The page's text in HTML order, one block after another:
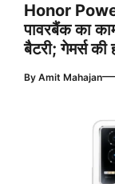
Honor
पावरबैंक का
बैटरी; गेमर्स की
By Amit Mahajan—